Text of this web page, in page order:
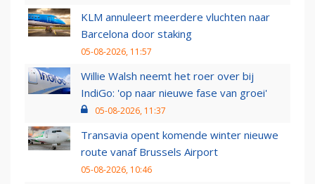
KLM annuleert meerdere vluchten naar
Barcelona door staking
05-08-2026, 11:57
Willie Walsh neemt het roer over bij
IndiGo: 'op naar nieuwe fase van groei'
05-08-2026, 11:37
Transavia opent komende winter nieuwe
route vanaf Brussels Airport
05-08-2026, 10:46